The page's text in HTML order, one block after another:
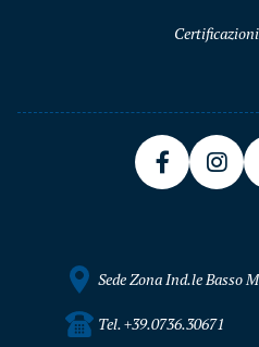
Certificazioni
Sede Zona Ind.le Basso
Tel. +39.0736.30671